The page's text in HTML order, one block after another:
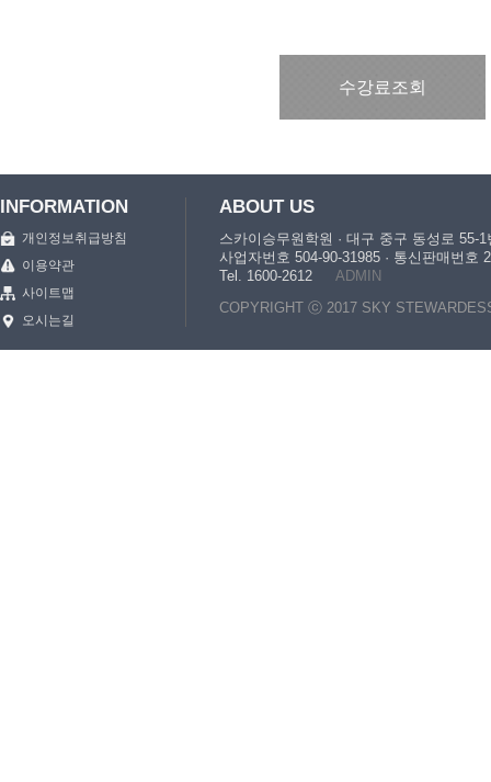
수강료조회
INFORMATION
개인정보취급방침
이용약관
사이트맵
오시는길
ABOUT US
스카이승무원학원 · 대구 중구 동성로 55-
사업자번호 504-90-31985 · 통신판매번호
Tel. 1600-2612
ADMIN
COPYRIGHT ⓒ 2017 SKY